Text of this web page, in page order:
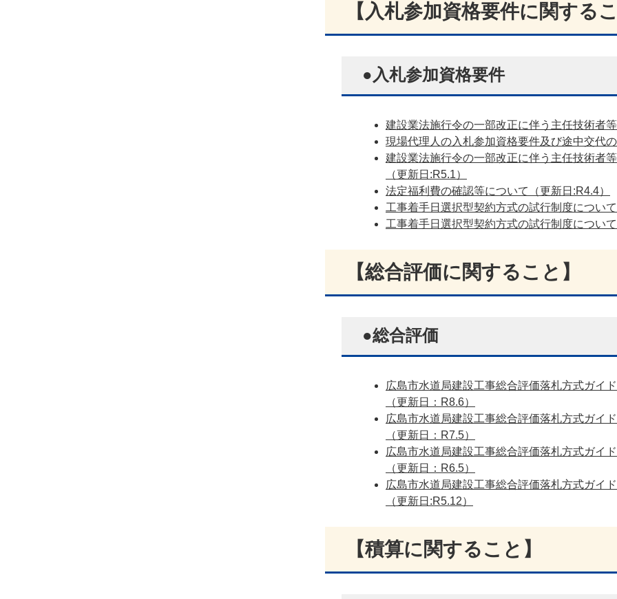
【入札参加資格要件に関する
●入札参加資格要件
建設業法施行令の一部改正に伴う主任技術者
現場代理人の入札参加資格要件及び途中交代
建設業法施行令の一部改正に伴う主任技術者
（更新日:R5.1）
法定福利費の確認等について（更新日:R4.4）
工事着手日選択型契約方式の試行制度につい
工事着手日選択型契約方式の試行制度につい
【総合評価に関すること】
●総合評価
広島市水道局建設工事総合評価落札方式ガイ
（更新日：R8.6）
広島市水道局建設工事総合評価落札方式ガイ
（更新日：R7.5）
広島市水道局建設工事総合評価落札方式ガイ
（更新日：R6.5）
広島市水道局建設工事総合評価落札方式ガイ
（更新日:R5.12）
【積算に関すること】